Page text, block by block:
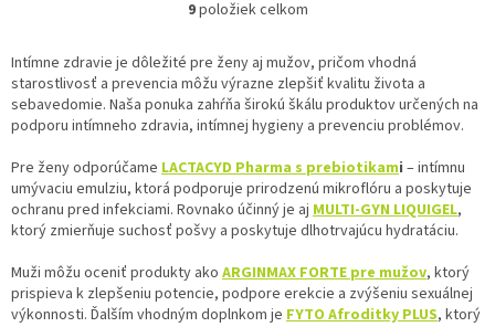
O
l
á
d
a
i
e
p
r
k
y
v
9položiek celkom
Intímne zdravie je dôležité pre ženy aj mužov, pričom vhodná
starostlivosť a prevencia môžu výrazne zlepšiť kvalitu života a
sebavedomie. Naša ponuka zahŕňa širokú škálu produktov určených na
podporu intímneho zdravia, intímnej hygieny a prevenciu problémov.
Pre ženy odporúčame LACTACYD Pharma s prebiotikami – intímnu
umývaciu emulziu, ktorá podporuje prirodzenú mikroflóru a poskytuje
ochranu pred infekciami. Rovnako účinný je aj MULTI-GYN LIQUIGEL,
ktorý zmierňuje suchosť pošvy a poskytuje dlhotrvajúcu hydratáciu.
Muži môžu oceniť produkty ako ARGINMAX FORTE pre mužov, ktorý
prispieva k zlepšeniu potencie, podpore erekcie a zvýšeniu sexuálnej
výkonnosti. Ďalším vhodným doplnkom je FYTO Afroditky PLUS, ktorý